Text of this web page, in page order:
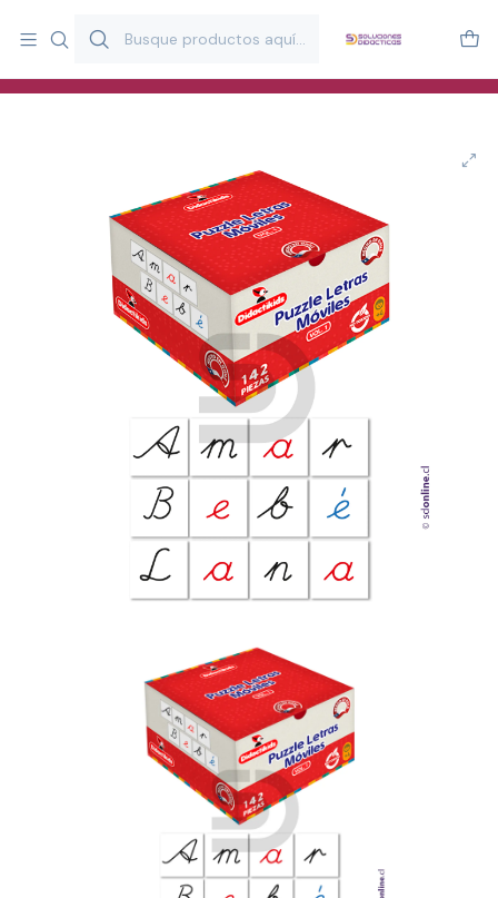
y estimulación infantil en Chile.
Especialistas en recursos educativos para aulas, terapeutas y